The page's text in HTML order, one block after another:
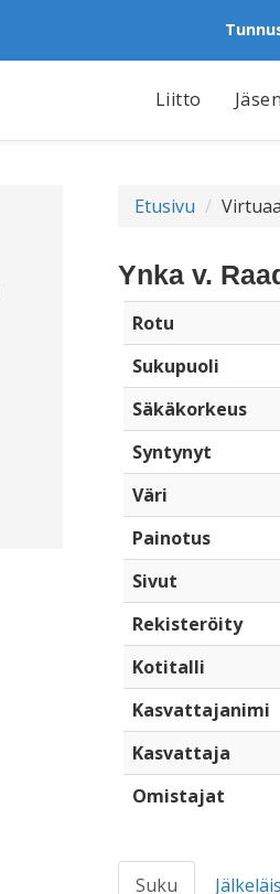
Liitto
Etusivu
Ynka v.
Rotu
Sukupuoli
Säkäkorkeus
Syntynyt
Väri
Painotus
Sivut
Rekisteröity
Kotitalli
Kasvattajanimi
Kasvattaja
Omistajat
Suku